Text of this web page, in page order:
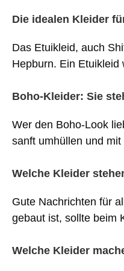
Die idealen Kleider
Das Etuikleid, auch
Hepburn. Ein
Boho-Kleider: Sie
Wer den Boho-Look
sanft umhüllen und
Welche Kleider
Gute Nachrichten für
gebaut ist, sollte beim
Welche Kleider